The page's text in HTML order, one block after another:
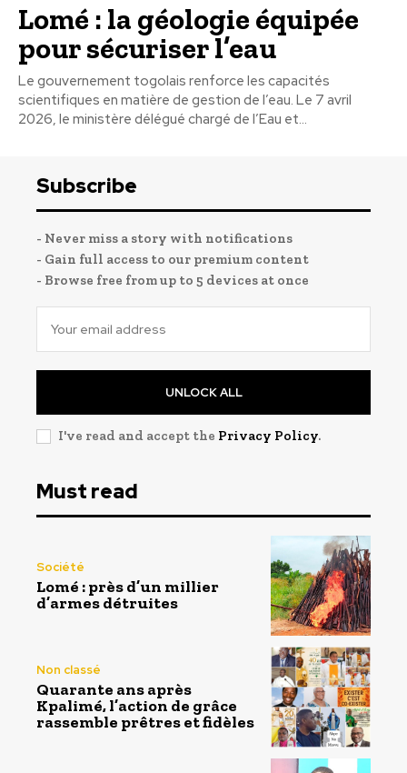
Lomé : la géologie équipée
pour sécuriser l’eau
Le gouvernement togolais renforce les capacités
scientifiques en matière de gestion de l’eau. Le 7 avril
2026, le ministère délégué chargé de l’Eau et...
Subscribe
- Never miss a story with notifications
- Gain full access to our premium content
- Browse free from up to 5 devices at once
UNLOCK ALL
I've read and accept the Privacy Policy.
Must read
Société
Lomé : près d’un millier
d’armes détruites
Non classé
Quarante ans après
Kpalimé, l’action de grâce
rassemble prêtres et fidèles